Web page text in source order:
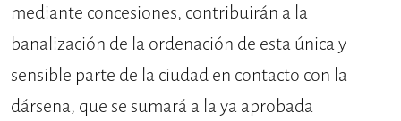
mediante concesiones, contribuirán a la
banalización de la ordenación de esta única y
sensible parte de la ciudad en contacto con la
dársena, que se sumará a la ya aprobada